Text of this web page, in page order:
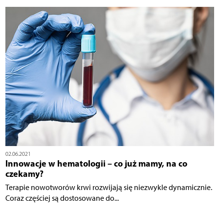
02.06.2021
Innowacje w hematologii – co już mamy, na co
czekamy?
Terapie nowotworów krwi rozwijają się niezwykle dynamicznie.
Coraz częściej są dostosowane do...